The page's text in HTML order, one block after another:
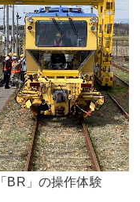
BR」の操作体験